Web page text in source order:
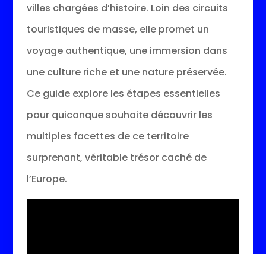
villes chargées d’histoire. Loin des circuits
touristiques de masse, elle promet un
voyage authentique, une immersion dans
une culture riche et une nature préservée.
Ce guide explore les étapes essentielles
pour quiconque souhaite découvrir les
multiples facettes de ce territoire
surprenant, véritable trésor caché de
l’Europe.